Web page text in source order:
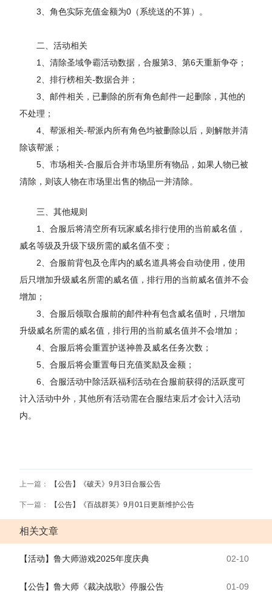
3、角色实际充值金额为0（系统送的不算）。
二、活动相关
1、清除圣域争霸活动数据，合服第3、第6天重新争夺；
2、排行榜相关-数据合并；
3、邮件相关，已删除的所有角色邮件一起删除，其他的
不处理；
4、帮派相关-帮派内所有角色均被删除以后，则解散并清
除该帮派；
5、市场相关-合服后合并市场里所有物品，如果人物已被
清除，则该人物在市场里出售的物品一并清除。
三、其他规则
1、合服后将清空所有玩家威名排行使用的当前威名值，
威名等级及升级下级所需的威名值不变；
2、合服前背包及仓库内的威名道具将会自动使用，使用
后只增加升级威名所需的威名值，排行用的当前威名值并不会
增加；
3、合服后领取合服前的邮件种有包含威名值时，只增加
升级威名所需的威名值，排行用的当前威名值并不会增加；
4、合服后将会重置护送神兽及威名任务次数；
5、合服后将会重置每日充值奖励及金额；
6、合服活动中除活跃福利活动在合服前获得的活跃度可
计入活动中外，其他所有活动需在合服结束后才会计入活动
内。
上一篇： 【公告】《破天》9月3日合服公告
下一篇： 【公告】《百战群英》9月01日更新维护公告